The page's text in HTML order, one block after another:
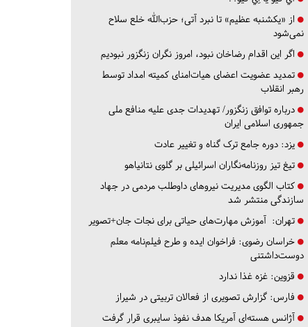
از «یکشنبه عظیم» تا نبرد آتی؛ حزب‌الله خلع سلاح
نمی‌شود
اگر این اقدام رضاخان نبود، امروز نگران زنگزور نبودیم
تمدید عضویت اعضای هیات‌امنای کمیته امداد توسط
رهبر انقلاب
درباره توافق زنگزور/ تهدیدات جدی علیه منافع ملی
جمهوری اسلامی ایران
یزد: دوره جامع ترک گناه و تغییر عادت
تیغ تیز روزنامه‌نگاران اسرائیلی بر گلوی نتانیاهو
کتاب الگوی مدیریت نیروهای داوطلب مردمی در جهاد
سازندگی منتشر شد
تهران: آموزش مهارت‌های حیاتی برای نجات جان+تصویر
خراسان رضوی: فراخوان ایده و طرح فیلم‌نامه معلم
دوست‌داشتنی
قزوین: غزه غذا ندارد
فارس: گزارش تصویری از فعالان تربیتی در شیراز
آژانس هسته‌ای آمریکا هدف نفوذ سایبری قرار گرفت